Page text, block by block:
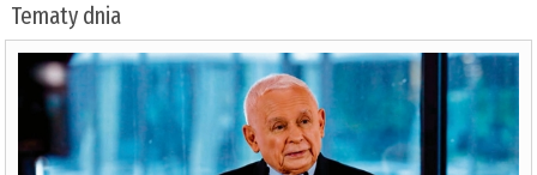
Tematy dnia